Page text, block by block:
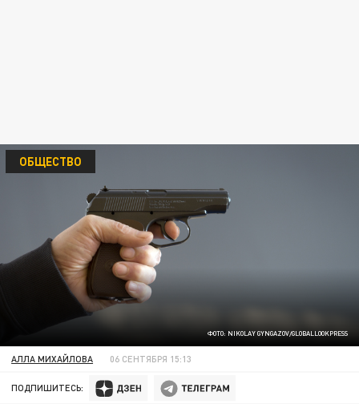
ФОТО: NIKOLAY GYNGAZOV/GLOBALLOOKPRESS
ОБЩЕСТВО
АЛЛА МИХАЙЛОВА 06 СЕНТЯБРЯ 15:13
ПОДПИШИТЕСЬ: